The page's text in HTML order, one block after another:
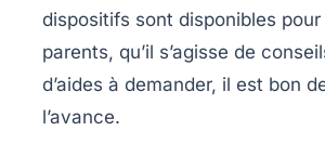
dispositifs sont disponibles
parents, qu’il s’agisse de
d’aides à demander, il est bon
l’avance.